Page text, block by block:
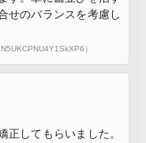
せのバランスを考慮し
）
正してもらいました。